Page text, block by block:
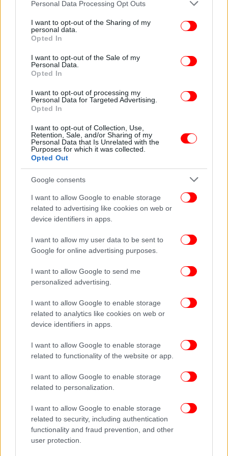
not limited to your visit or usage behaviour. You may click to
grant or deny consent to Google and its third-party tags to
use your data for below specified purposes in below Google
consent section.
Personal Data Processing Opt Outs
I want to opt-out of the Sharing of my
personal data.
Opted In
I want to opt-out of the Sale of my
Personal Data.
Opted In
I want to opt-out of processing my
Personal Data for Targeted Advertising.
Opted In
I want to opt-out of Collection, Use,
Retention, Sale, and/or Sharing of my
Personal Data that Is Unrelated with the
Purposes for which it was collected.
Opted Out
Google consents
I want to allow Google to enable storage
related to advertising like cookies on web or
device identifiers in apps.
I want to allow my user data to be sent to
Google for online advertising purposes.
I want to allow Google to send me
personalized advertising.
I want to allow Google to enable storage
related to analytics like cookies on web or
device identifiers in apps.
I want to allow Google to enable storage
related to functionality of the website or app.
I want to allow Google to enable storage
related to personalization.
I want to allow Google to enable storage
related to security, including authentication
functionality and fraud prevention, and other
user protection.
Όπως αναφέρεται στην ανακοίνωση, ο συλληφθείς,
σύμφωνα με τα σχετικά έγγραφα που προσκόμισε,
είναι συνιδιοκτήτης των αιγοπροβάτων μαζί με τον
στο πλαίσιο του αυτοφώρου.
ΟΛΕΣ ΟΙ ΕΙΔΗΣΕΙΣ
Το Ισραήλ λέει ότι χτύπησε τον Λαριτζανί, αρχηγό
ασφαλείας του Ιράν -Αγνωστη η τύχη του
Τα νέα μέτρα για τη μείωση του κόστους ενέργειας που
ετοιμάζει η Ευρώπη -Οι 4 παράγοντες που διαμορφώνουν
τις τιμές
Καιρός: Έρχονται βροχές, μποφόρ και χιόνια από
Πέμπτη -Πώς θα πέσει η θερμοκρασία στην Αθήνα